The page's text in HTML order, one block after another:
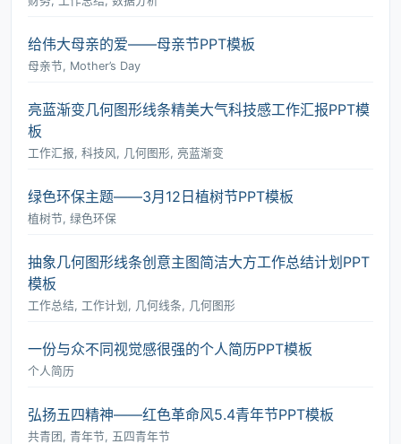
给伟大母亲的爱――母亲节PPT模板
母亲节, Mother’s Day
亮蓝渐变几何图形线条精美大气科技感工作汇报PPT模
板
工作汇报, 科技风, 几何图形, 亮蓝渐变
绿色环保主题――3月12日植树节PPT模板
植树节, 绿色环保
抽象几何图形线条创意主图简洁大方工作总结计划PPT
模板
工作总结, 工作计划, 几何线条, 几何图形
一份与众不同视觉感很强的个人简历PPT模板
个人简历
弘扬五四精神――红色革命风5.4青年节PPT模板
共青团, 青年节, 五四青年节